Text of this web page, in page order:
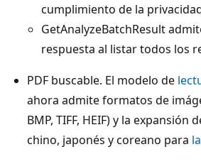
cumplimiento de la
GetAnalyzeBatchResult
respuesta al listar todos los
PDF buscable. El modelo de
ahora admite formatos de
BMP, TIFF, HEIF) y la
chino, japonés y coreano para